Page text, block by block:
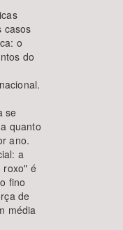
casos
o
do
se
quanto
ano.
a
roxo" é
fino
de
média